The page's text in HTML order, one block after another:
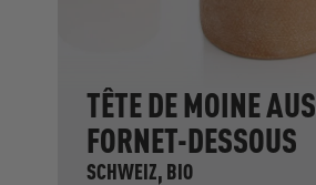
TÊTE DE MOINE AUS
FORNET-DESSOUS
SCHWEIZ, BIO